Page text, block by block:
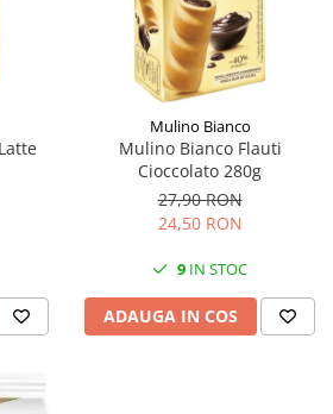
Mulino Bianco
Mulino Bianco Flauti
Cioccolato 280g
27,90 RON
24,50 RON
9 IN STOC
ADAUGA IN COS